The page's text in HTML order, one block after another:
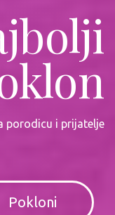
porodicu i prijatelje
Pokloni